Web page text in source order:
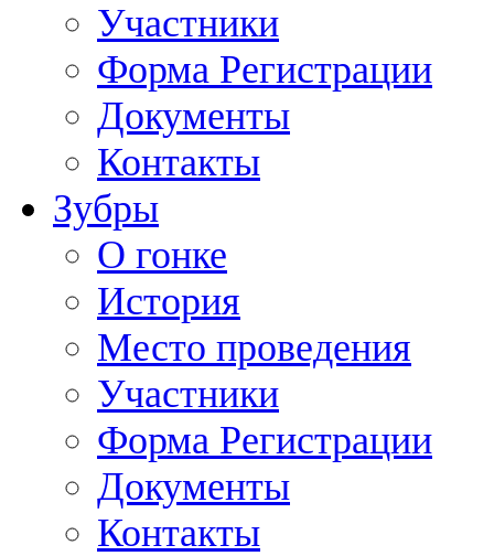
Участники
Форма Регистрации
Документы
Контакты
Зубры
О гонке
История
Место проведения
Участники
Форма Регистрации
Документы
Контакты